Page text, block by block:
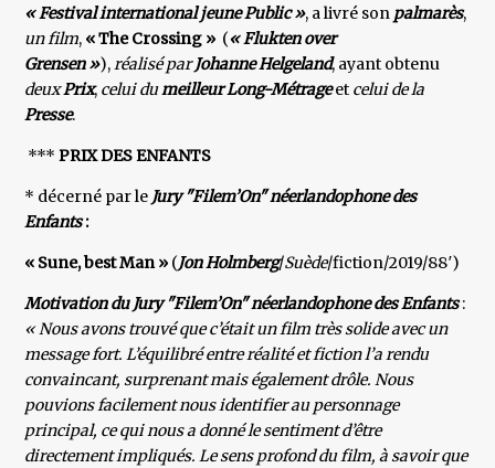
« Festival international jeune Public », a livré son palmarès,
un film, « The Crossing » (« Flukten over
Grensen »),réalisé parJohanne Helgeland, ayant obtenu
deuxPrix, celui dumeilleur Long-Métrageet celui de la
Presse.
***PRIX DES ENFANTS
* décerné par le Jury "Filem’On" néerlandophone des
Enfants:
« Sune, best Man » (Jon Holmberg/Suède/fiction/2019/88′)
Motivation du Jury "Filem’On" néerlandophone des Enfants:
« Nous avons trouvé que c’était un film très solide avec un
message fort. L’équilibré entre réalité et fiction l’a rendu
convaincant, surprenant mais également drôle. Nous
pouvions facilement nous identifier au personnage
principal, ce qui nous a donné le sentiment d’être
directement impliqués. Le sens profond du film, à savoir que